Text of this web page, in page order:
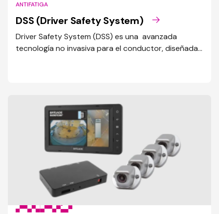
ANTIFATIGA
DSS (Driver Safety System)
Driver Safety System (DSS) es una avanzada
tecnología no invasiva para el conductor, diseñada